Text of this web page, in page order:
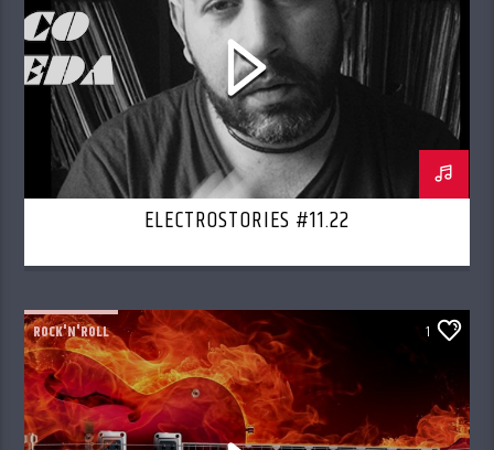
ELECTROSTORIES #11.22
ROCK'N'ROLL 1